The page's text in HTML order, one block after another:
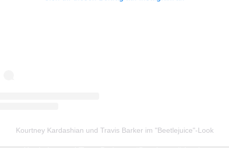
Kourtney Kardashian und Travis Barker im "Beetlejuice"-Look